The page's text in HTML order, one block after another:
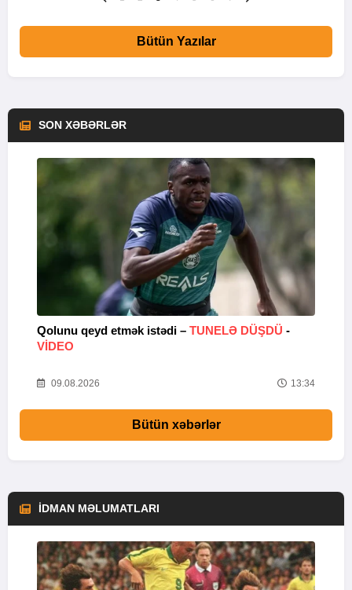
Bütün Yazılar
SON XƏBƏRLƏR
Qolunu qeyd etmək istədi – TUNELƏ DÜŞDÜ -
VİDEO
09.08.2026 13:34
Bütün xəbərlər
İDMAN MƏLUMATLARI